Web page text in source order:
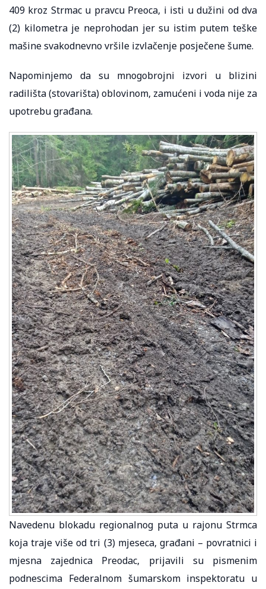
409 kroz Strmac u pravcu Preoca, i isti u dužini od dva
(2) kilometra je neprohodan jer su istim putem teške
mašine svakodnevno vršile izvlačenje posječene šume.
Napominjemo da su mnogobrojni izvori u blizini
radilišta (stovarišta) oblovinom, zamućeni i voda nije za
upotrebu građana.
Navedenu blokadu regionalnog puta u rajonu Strmca
koja traje više od tri (3) mjeseca, građani – povratnici i
mjesna zajednica Preodac, prijavili su pismenim
podnescima Federalnom šumarskom inspektoratu u